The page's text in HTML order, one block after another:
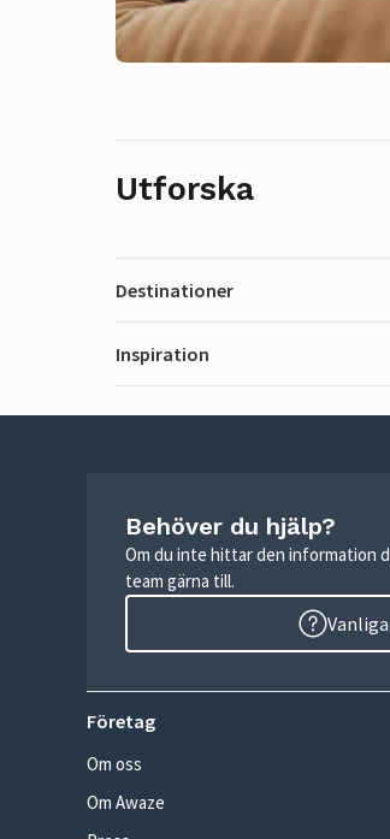
Utforska
Destinationer
Inspiration
Behöver du hjälp?
Om du inte hittar den information
team gärna till.
Företag
Om oss
Om Awaze